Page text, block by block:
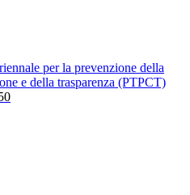
per la prevenzione della
e della trasparenza (PTPCT)